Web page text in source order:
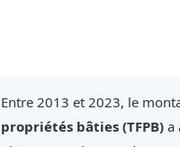
Entre 2013 et 2023, le
propriétés bâties (TFPB) a